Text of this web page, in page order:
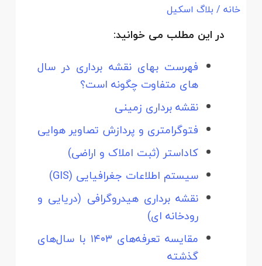
خانه / بلاگ اسکیل
در این مطلب می خوانید:
فهرست بهای نقشه برداری در سال
های متفاوت چگونه است؟
نقشه‌ برداری زمینی
فتوگرامتری و پردازش تصاویر هوایی
کاداستر (ثبت املاک و اراضی)
سیستم اطلاعات جغرافیایی (GIS)
نقشه‌ برداری هیدروگرافی (دریایی و
رودخانه‌ ای)
مقایسه تعرفه‌های ۱۴۰۳ با سال‌های
گذشته